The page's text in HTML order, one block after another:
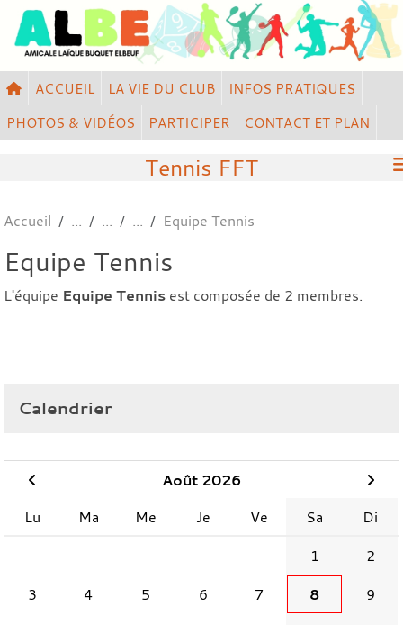
ACCUEIL LA VIE DU CLUB
INFOS PRATIQUES
PHOTOS & VIDÉOS
PARTICIPER CONTACT ET PLAN
Tennis FFT
Accueil Equipe Tennis
Equipe Tennis
L'équipe Equipe Tennis est composée de 2 membres.
Calendrier
Août 2026
Lu
Ma Me Je Ve Sa
Di
1
2
3
4 5 6 7 8
9
Panneau de gestion des cookies